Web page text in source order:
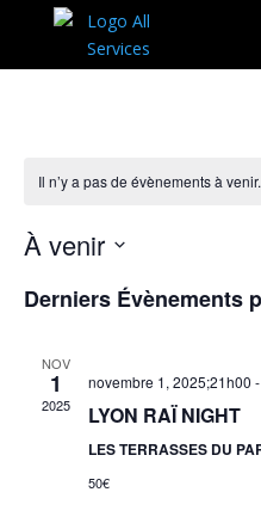
Il n’y a pas de évènements à venir.
À venir
une
Derniers Évènements
NOV
1
2025
novembre 1, 2025;21h00 -
LYON RAÏ NIGHT
LES TERRASSES DU
50€